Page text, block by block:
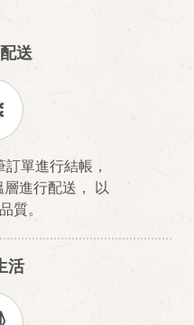
送
單進行結帳，
進行配送， 以
質。
活